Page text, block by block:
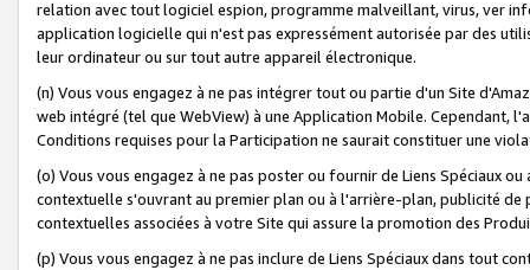
relation avec tout logiciel espion, programme malveillant, virus, ver
application logicielle qui n'est pas expressément autorisée par des
leur ordinateur ou sur tout autre appareil électronique.
(n) Vous vous engagez à ne pas intégrer tout ou partie d'un Site
web intégré (tel que WebView) à une Application Mobile. Cependant,
Conditions requises pour la Participation ne saurait constituer une
(o) Vous vous engagez à ne pas poster ou fournir de Liens Spéciaux
contextuelle s'ouvrant au premier plan ou à l'arrière-plan, publicité
contextuelles associées à votre Site qui assure la promotion des
(p) Vous vous engagez à ne pas inclure de Liens Spéciaux dans tout